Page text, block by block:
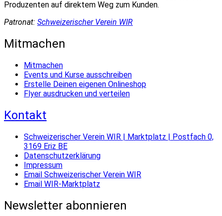
Produzenten auf direktem Weg zum Kunden.
Patronat: Schweizerischer Verein WIR
Mitmachen
Mitmachen
Events und Kurse ausschreiben
Erstelle Deinen eigenen Onlineshop
Flyer ausdrucken und verteilen
Kontakt
Schweizerischer Verein WIR | Marktplatz | Postfach 0,
3169 Eriz BE
Datenschutzerklärung
Impressum
Email Schweizerischer Verein WIR
Email WIR-Marktplatz
Newsletter abonnieren